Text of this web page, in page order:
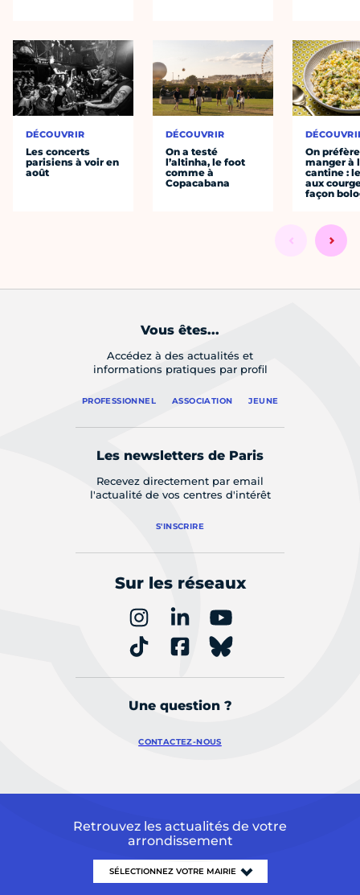
DÉCOUVRIR
Les concerts
parisiens à voir en
août
DÉCOUVRIR
On a testé
l’altinha, le foot
comme à
Copacabana
On préfère
manger à
cantine :
aux
façon
Vous êtes...
Accédez à des actualités et
informations pratiques par profil
PROFESSIONNEL ASSOCIATION JEUNE
Les newsletters de Paris
Recevez directement par email
l'actualité de vos centres d'intérêt
S'INSCRIRE
Sur les réseaux
Une question ?
CONTACTEZ-NOUS
Retrouvez les actualités de votre
arrondissement